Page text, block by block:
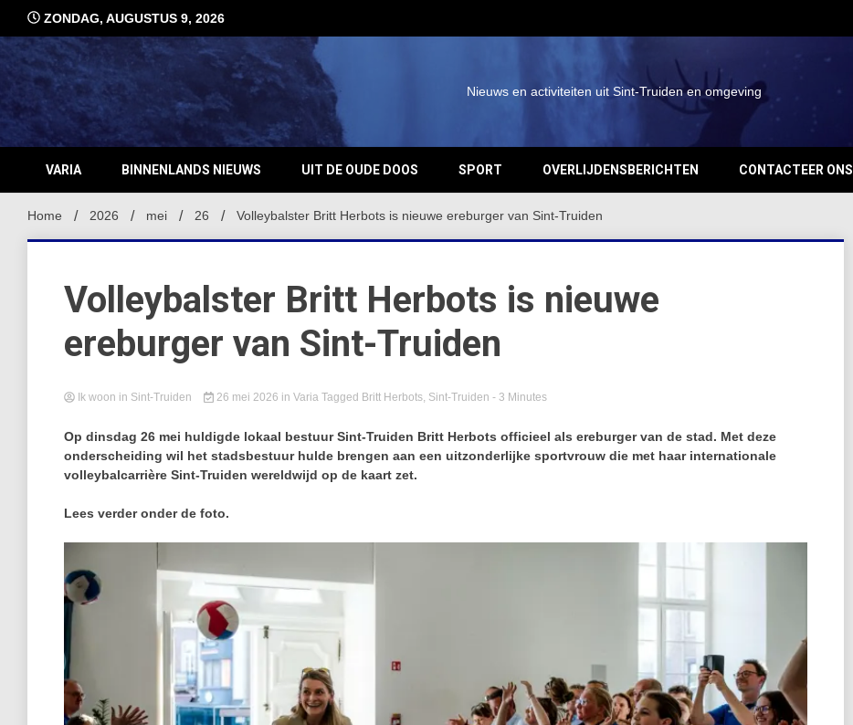
inhoud
ZONDAG, AUGUSTUS 9, 2026
Nieuws en activiteiten uit Sint-Truiden en omgeving
VARIA BINNENLANDS NIEUWS UIT DE OUDE DOOS SPORT OVERLIJDENSBERICHTEN CONTACTEER ONS
Home 2026 mei 26 Volleybalster Britt Herbots is nieuwe ereburger van Sint-Truiden
Volleybalster Britt Herbots is nieuwe
ereburger van Sint-Truiden
Ik woon in Sint-Truiden 26 mei 2026 in Varia Tagged Britt Herbots, Sint-Truiden - 3 Minutes
Op dinsdag 26 mei huldigde lokaal bestuur Sint‑Truiden Britt Herbots officieel als ereburger van de stad. Met deze
onderscheiding wil het stadsbestuur hulde brengen aan een uitzonderlijke sportvrouw die met haar internationale
volleybalcarrière Sint‑Truiden wereldwijd op de kaart zet.
Lees verder onder de foto.